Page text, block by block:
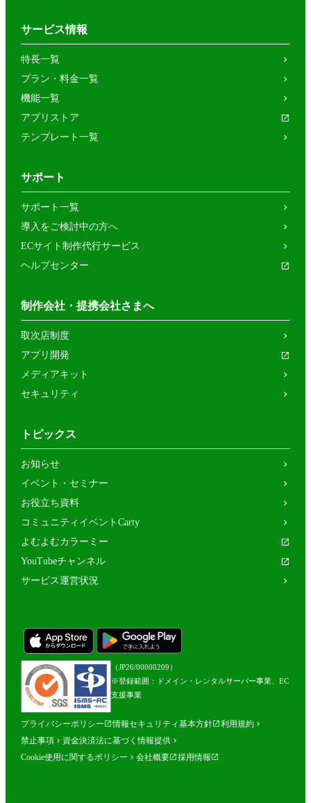
サービス情報
特長一覧
プラン・料金一覧
機能一覧
アプリストア
テンプレート一覧
サポート
サポート一覧
導入をご検討中の方へ
ECサイト制作代行サービス
ヘルプセンター
制作会社・提携会社さまへ
取次店制度
アプリ開発
メディアキット
セキュリティ
トピックス
お知らせ
イベント・セミナー
お役立ち資料
コミュニティイベントCarty
よむよむカラーミー
YouTubeチャンネル
サービス運営状況
（JP26/00000209）
※登録範囲：ドメイン・レンタルサーバー事業、EC
支援事業
プライバシーポリシー 情報セキュリティ基本方針
利用規約
禁止事項
資金決済法に基づく情報提供
Cookie使用に関するポリシー
会社概要 採用情報